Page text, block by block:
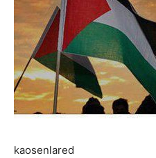
kaosenlared